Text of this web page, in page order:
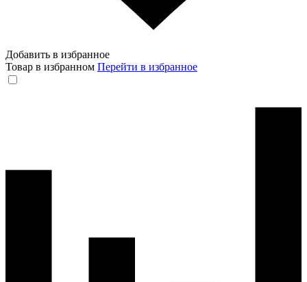
Добавить в избранное
Товар в избранном Перейти в избранное